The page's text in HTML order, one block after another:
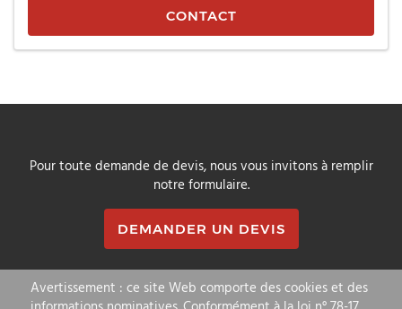
CONTACT
Pour toute demande de devis, nous vous invitons à remplir
notre formulaire.
DEMANDER UN DEVIS
Avertissement : ce site Web comporte des cookies et des